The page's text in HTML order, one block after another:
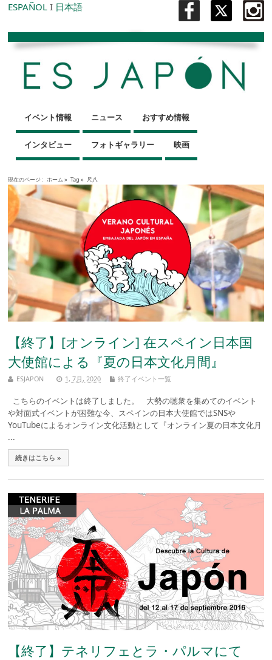
ESPAÑOL I 日本語
イベント情報 ニュース おすすめ情報
インタビュー フォトギャラリー 映画
現在のページ : ホーム » Tag » 尺八
【終了】[オンライン] 在スペイン日本国
大使館による『夏の日本文化月間』
ESJAPON 1, 7月, 2020 終了イベント一覧
こちらのイベントは終了しました。 大勢の聴衆を集めてのイベント
や対面式イベントが困難な今、スペインの日本大使館ではSNSや
YouTubeによるオンライン文化活動として『オンライン夏の日本文化月
...
続きはこちら »
【終了】テネリフェとラ・パルマにて